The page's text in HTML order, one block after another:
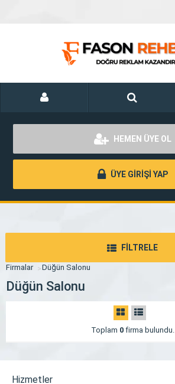
HEMEN ÜYE OL
ÜYE GİRİŞİ YAP
FİLTRELE
Firmalar Düğün Salonu
Düğün Salonu
Toplam 0firma bulundu.
Hizmetler